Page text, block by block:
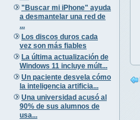
"Buscar mi iPhone" ayuda
a desmantelar una red de
...
Los discos duros cada
vez son más fiables
La última actualización de
Windows 11 incluye múlt...
Un paciente desvela cómo
la inteligencia artificia...
Una universidad acusó al
90% de sus alumnos de
usa...